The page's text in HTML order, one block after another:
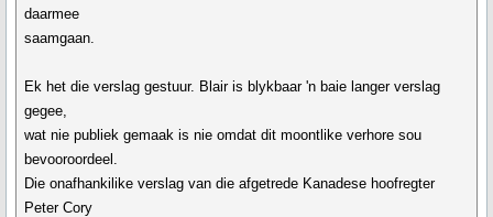
daarmee
saamgaan.
Ek het die verslag gestuur. Blair is blykbaar 'n baie langer verslag
gegee,
wat nie publiek gemaak is nie omdat dit moontlike verhore sou
bevooroordeel.
Die onafhankilike verslag van die afgetrede Kanadese hoofregter
Peter Cory